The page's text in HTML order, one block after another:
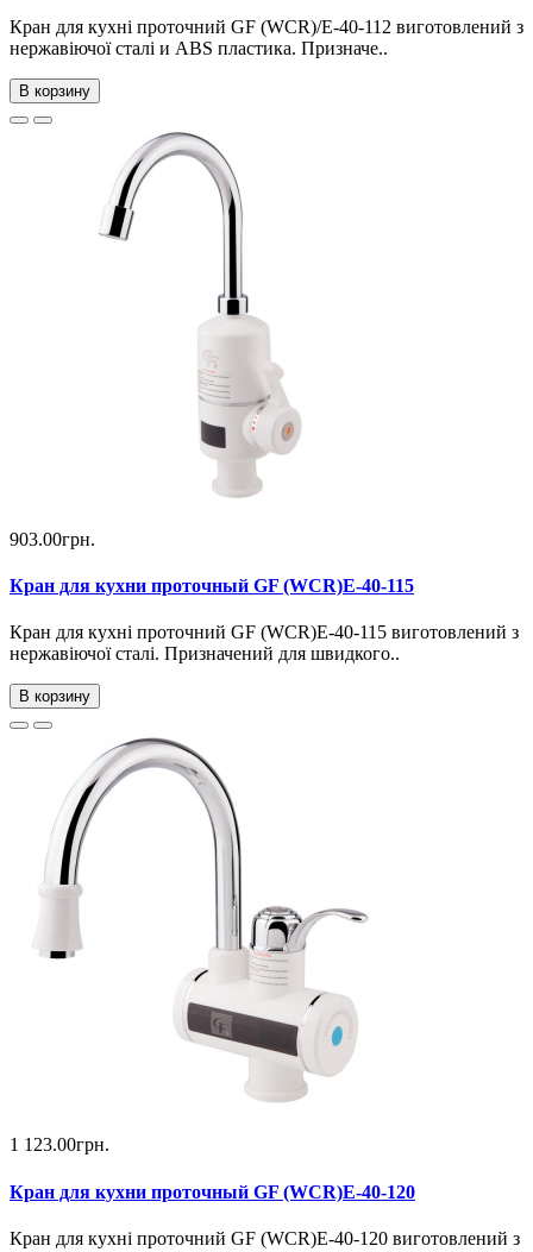
Кран для кухні проточний GF (WCR)/E-40-112 виготовлений з
нержавіючої сталі и ABS пластика. Призначе..
В корзину
903.00грн.
Кран для кухни проточный GF (WCR)E-40-115
Кран для кухні проточний GF (WCR)E-40-115 виготовлений з
нержавіючої сталі. Призначений для швидкого..
В корзину
1 123.00грн.
Кран для кухни проточный GF (WCR)E-40-120
Кран для кухні проточний GF (WCR)E-40-120 виготовлений з